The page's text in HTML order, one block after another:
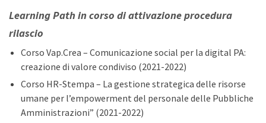
Learning Path in corso di attivazione procedura
rilascio
Corso Vap.Crea – Comunicazione social per la digital PA:
creazione di valore condiviso (2021-2022)
Corso HR-Stempa – La gestione strategica delle risorse
umane per l’empowerment del personale delle Pubbliche
Amministrazioni” (2021-2022)